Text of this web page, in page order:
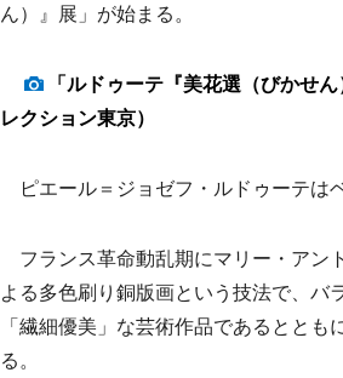
ん）』展」が始まる。
「ルドゥーテ『美花選（びかせ
レクション東京）
ピエール＝ジョゼフ・ルドゥーテは
フランス革命動乱期にマリー・アン
よる多色刷り銅版画という技法で、バ
「繊細優美」な芸術作品であるとと
る。